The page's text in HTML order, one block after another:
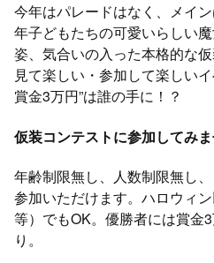
今年はパレードはなく、メイ
年子どもたちの可愛いらしい
姿、気合いの入った本格的な
見て楽しい・参加して楽しい
賞金3万円”は誰の手に！？
仮装コンテストに参加してみ
年齢制限無し、人数制限無し
参加いただけます。ハロウィ
等）でもOK。優勝者には賞金
り。